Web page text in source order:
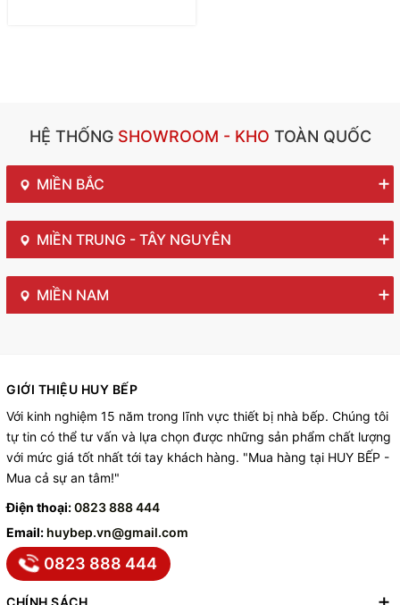
HỆ THỐNGSHOWROOM - KHO TOÀN QUỐC
MIỀN BẮC
MIỀN TRUNG - TÂY NGUYÊN
MIỀN NAM
GIỚI THIỆU HUY BẾP
Với kinh nghiệm 15 năm trong lĩnh vực thiết bị nhà bếp. Chúng tôi
tự tin có thể tư vấn và lựa chọn được những sản phẩm chất lượng
với mức giá tốt nhất tới tay khách hàng. "Mua hàng tại HUY BẾP -
Mua cả sự an tâm!"
Điện thoại:0823 888 444
Email: huybep.vn@gmail.com
0823 888 444